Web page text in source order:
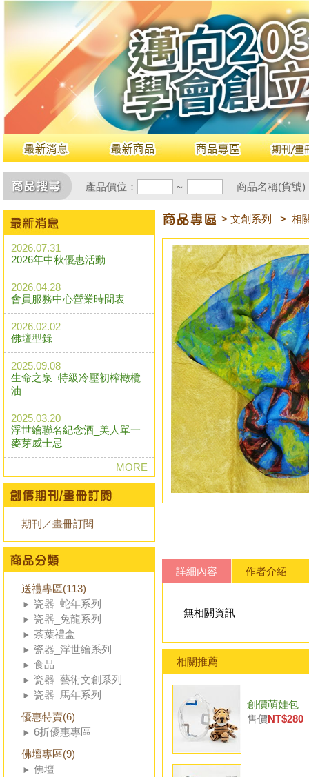
產品價位： ~ 商品名稱(貨號
2026.07.31
2026年中秋優惠活動
2026.04.28
會員服務中心營業時間表
2026.02.02
佛壇型錄
2025.09.08
生命之泉_特級冷壓初榨橄欖
油
2025.03.20
浮世繪聯名紀念酒_美人單一
麥芽威士忌
MORE
期刊／畫冊訂閱
送禮專區(113)
瓷器_蛇年系列
瓷器_兔龍系列
茶葉禮盒
瓷器_浮世繪系列
食品
瓷器_藝術文創系列
瓷器_馬年系列
優惠特賣(6)
6折優惠專區
佛壇專區(9)
佛壇
> 文創系列 > 相
詳細內容 作者介紹
無相關資訊
相關推薦
創價萌娃包
售價NT$280